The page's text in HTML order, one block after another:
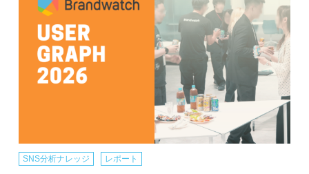
SNS分析ナレッジ レポート